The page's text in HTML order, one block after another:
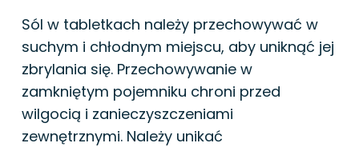
Sól w tabletkach należy przechowywać w
suchym i chłodnym miejscu, aby uniknąć jej
zbrylania się. Przechowywanie w
zamkniętym pojemniku chroni przed
wilgocią i zanieczyszczeniami
zewnętrznymi. Należy unikać